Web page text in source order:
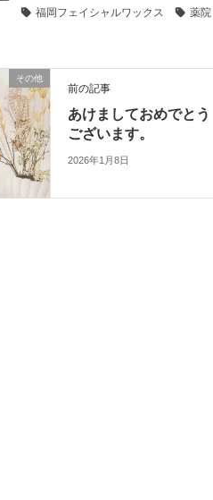
福岡フェイシャルワックス
薬院
その他
前の記事
あけましておめでとう
ございます。
2026年1月8日